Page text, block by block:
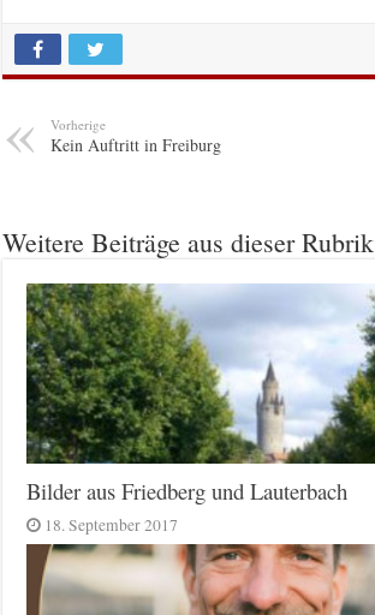
Vorherige
Kein Auftritt in Freiburg
Weitere Beiträge aus dieser Rubrik
Bilder aus Friedberg und Lauterbach
18. September 2017